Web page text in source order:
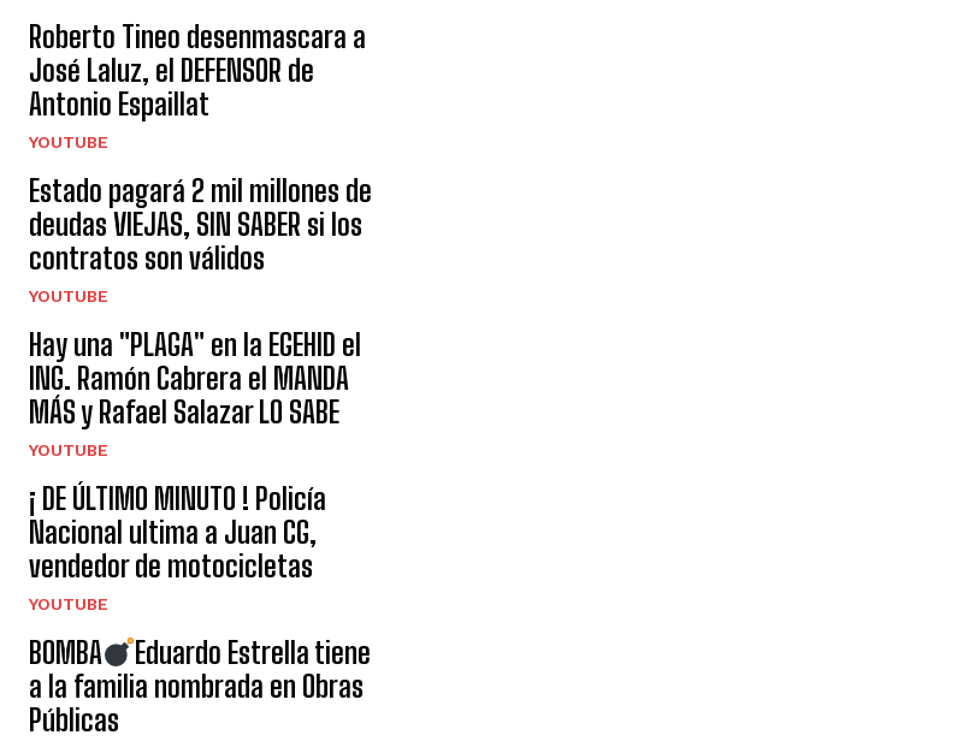
Roberto Tineo desenmascara a
José Laluz, el DEFENSOR de
Antonio Espaillat
YOUTUBE
Estado pagará 2 mil millones de
deudas VIEJAS, SIN SABER si los
contratos son válidos
YOUTUBE
Hay una "PLAGA" en la EGEHID el
ING. Ramón Cabrera el MANDA
MÁS y Rafael Salazar LO SABE
YOUTUBE
¡ DE ÚLTIMO MINUTO ! Policía
Nacional ultima a Juan CG,
vendedor de motocicletas
YOUTUBE
BOMBA
Eduardo Estrella tiene
a la familia nombrada en Obras
Públicas